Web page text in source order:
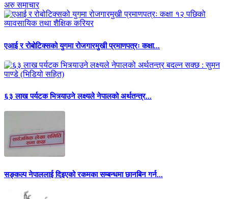
अरु समाचार
एआई र रोबोटिक्सको युगमा रोजगारमुखी प्रमाणपत्रः कक्षा...
६३ लाख पर्यटक भित्र्याउने लक्ष्यले नेपालको अर्थतन्त्र...
सङ्कल्प नेपाललाई दिइएको रकमका सम्बन्धमा छानबिन गर्न...